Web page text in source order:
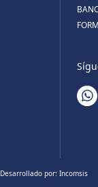
Desarrollado por: Incomsis